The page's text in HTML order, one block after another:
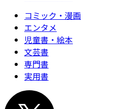
コミック・漫画
エンタメ
児童書・絵本
文芸書
専門書
実用書